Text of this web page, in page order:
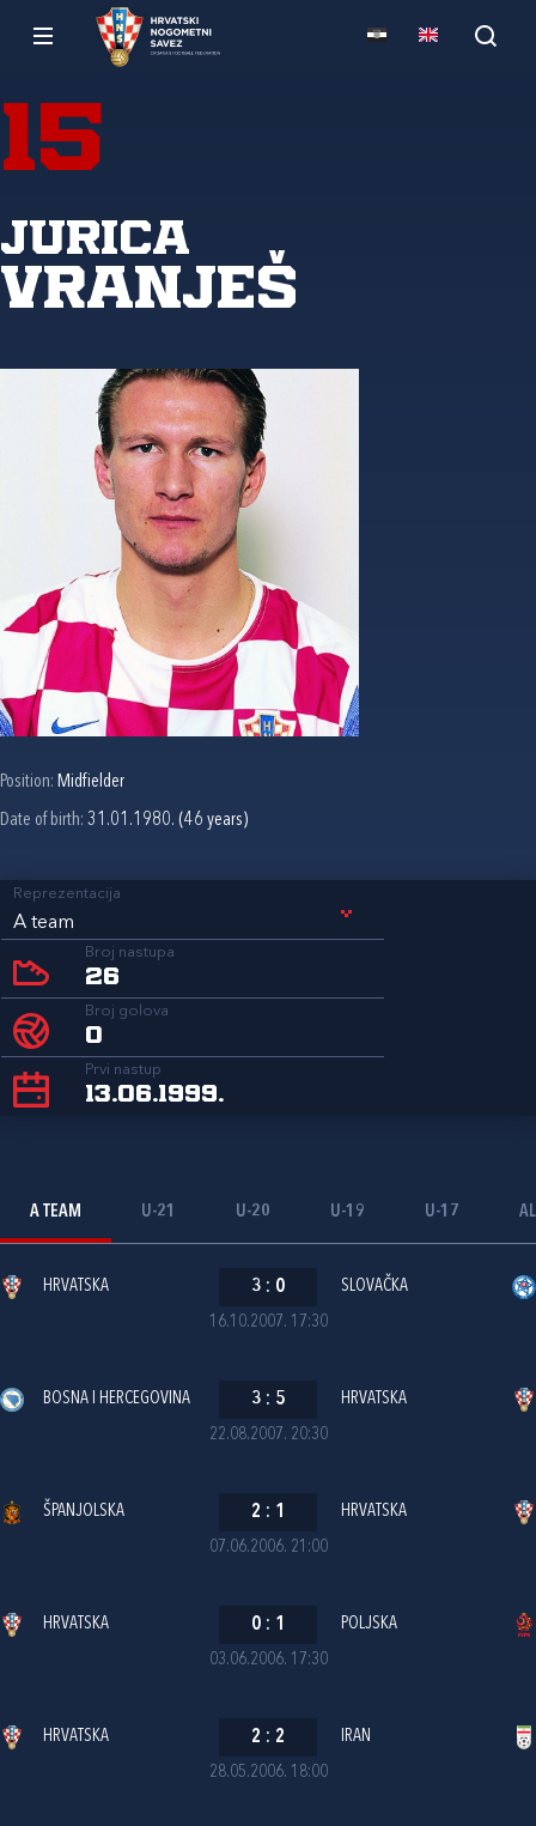
15
Jurica
Vranješ
Position: Midfielder
Date of birth: 31.01.1980. (46 years)
Reprezentacija
A team
Broj nastupa
26
Broj golova
0
Prvi nastup
13.06.1999.
A TEAM U-21 U-20 U-19 U-17
16.10.2007. 17:30
HRVATSKA 3 : 0 SLOVAČKA
22.08.2007. 20:30
BOSNA I HERCEGOVINA 3 : 5 HRVATSKA
07.06.2006. 21:00
ŠPANJOLSKA 2 : 1 HRVATSKA
03.06.2006. 17:30
HRVATSKA 0 : 1 POLJSKA
28.05.2006. 18:00
HRVATSKA 2 : 2 IRAN